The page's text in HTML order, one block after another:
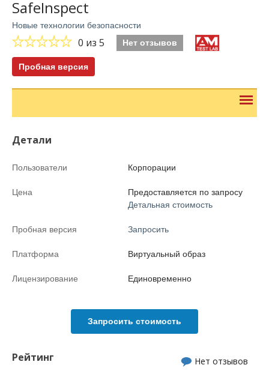
SafeInspect
Новые технологии безопасности
0 из 5 Нет отзывов
Пробная версия
Детали
Пользователи Корпорации
Цена
Предоставляется по запросу
Детальная стоимость
Пробная версия Запросить
Платформа Виртуальный образ
Лицензирование Единовременно
Запросить стоимость
Рейтинг Нет отзывов